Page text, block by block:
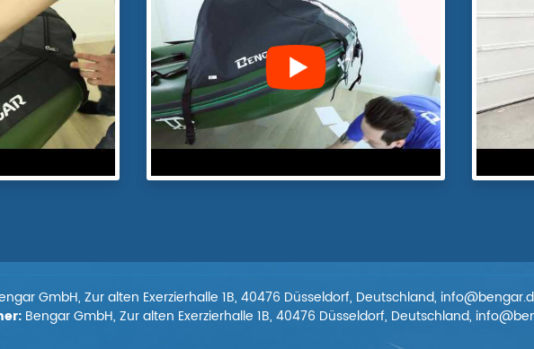
GmbH, Zur alten Exerzierhalle 1B, 40476 Düsseldorf, Deutschland,
Bengar GmbH, Zur alten Exerzierhalle 1B, 40476 Düsseldorf, Deutschland,